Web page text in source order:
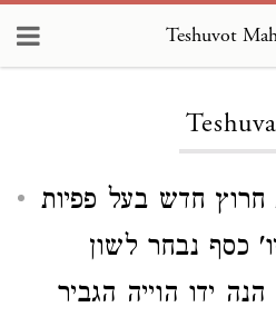
Teshuvot
חרוץ חדש בעל פפיות
כסף נבחר לשון
ידו הוייה הגביר